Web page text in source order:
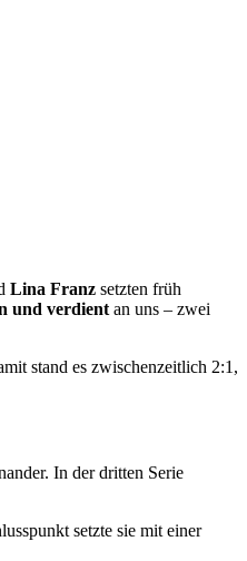
Lina Franz setzten früh
und verdient an uns – zwei
stand es zwischenzeitlich 2:1,
In der dritten Serie
setzte sie mit einer